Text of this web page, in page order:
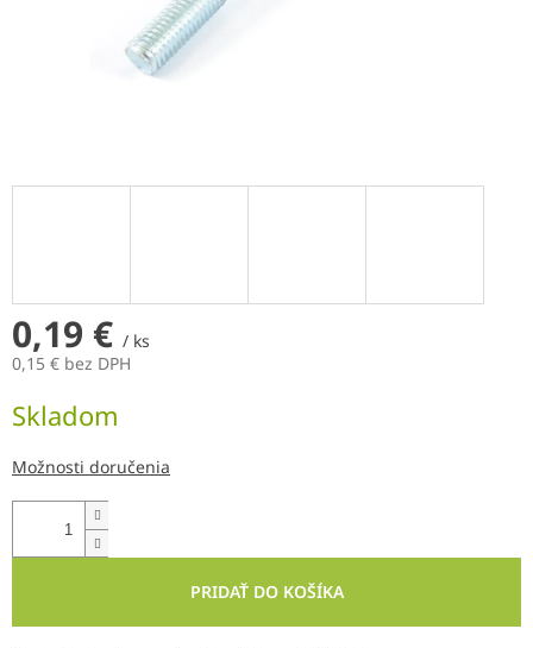
0,19 € / ks
0,15 € bez DPH
cena:
Skladom
Možnosti doručenia
PRIDAŤ DO KOŠÍKA